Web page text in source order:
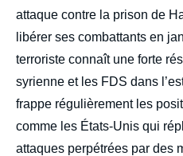
attaque contre la prison de
libérer ses combattants en
terroriste connaît une forte
syrienne et les FDS dans
frappe régulièrement les
comme les États-Unis qui
attaques perpétrées par des